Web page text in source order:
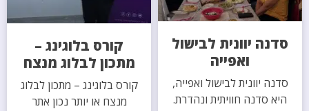
סדנה יוונית לבישול
ואפייה
סדנה יוונית לבישול ואפייה,
היא סדנה חוויתית ונהדרת.
קורס בלוגינג –
מתכון לבלוג מנצח
קורס בלוגינג – מתכון לבלוג
מנצח או יותר נכון אתר